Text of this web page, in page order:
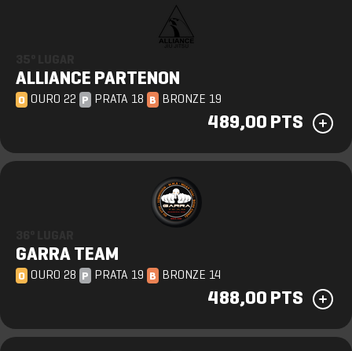
ALLIANCE PARTENON
O OURO 22 P PRATA 18 B BRONZE 19
489,00 PTS
GARRA TEAM
O OURO 28 P PRATA 19 B BRONZE 14
488,00 PTS